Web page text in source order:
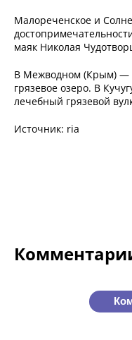
Малореченское и
маяк Николая
В Межводном (Крым) —
грязевое озеро. В
лечебный грязевой
Источник: ria